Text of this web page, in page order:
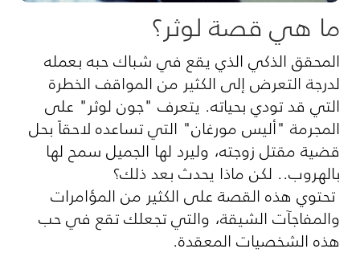
ما هي قصة لوثر؟
المحقق الذكي الذي يقع في شباك حبه بعمله
لدرجة التعرض إلى الكثير من المواقف الخطرة
التي قد تودي بحياته. يتعرف "جون لوثر" على
المجرمة "أليس مورغان" التي تساعده لاحقاً بحل
قضية مقتل زوجته، وليرد لها الجميل سمح لها
بالهروب.. لكن ماذا يحدث بعد ذلك؟
تحتوي هذه القصة على الكثير من المؤامرات
والمفاجآت الشيقة، والتي تجعلك تقع في حب
هذه الشخصيات المعقدة.